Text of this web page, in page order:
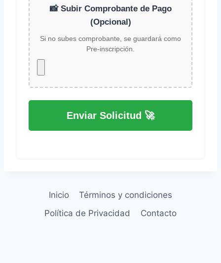
📸 Subir Comprobante de Pago
(Opcional)
Si no subes comprobante, se guardará como
Pre-inscripción.
Enviar Solicitud 🚀
Inicio
Términos y condiciones
Política de Privacidad
Contacto